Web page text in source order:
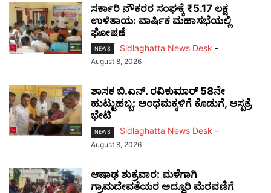
ಸರ್ಕಾರಿ ನೌಕರರ ಸಂಘಕ್ಕೆ ₹5.17 ಲಕ್ಷ
ಉಳಿತಾಯ: ವಾರ್ಷಿಕ ಮಹಾಸಭೆಯಲ್ಲಿ
ಘೋಷಣೆ
NEWS Sidlaghatta News Desk -
August 8, 2026
ಶಾಸಕ ಬಿ.ಎನ್. ರವಿಕುಮಾರ್ 58ನೇ
ಹುಟ್ಟುಹಬ್ಬ: ಅಂಧಮಕ್ಕಳಿಗೆ ಕೊಡುಗೆ, ಆಸ್ಪತ್ರೆ
ಭೇಟಿ
NEWS Sidlaghatta News Desk -
August 8, 2026
ಆಷಾಢ ಶುಕ್ರವಾರ: ಮಳೆಗಾಗಿ
ಗ್ರಾಮದೇವತೆಯರ ಅದ್ದೂರಿ ಮೆರವಣಿಗೆ